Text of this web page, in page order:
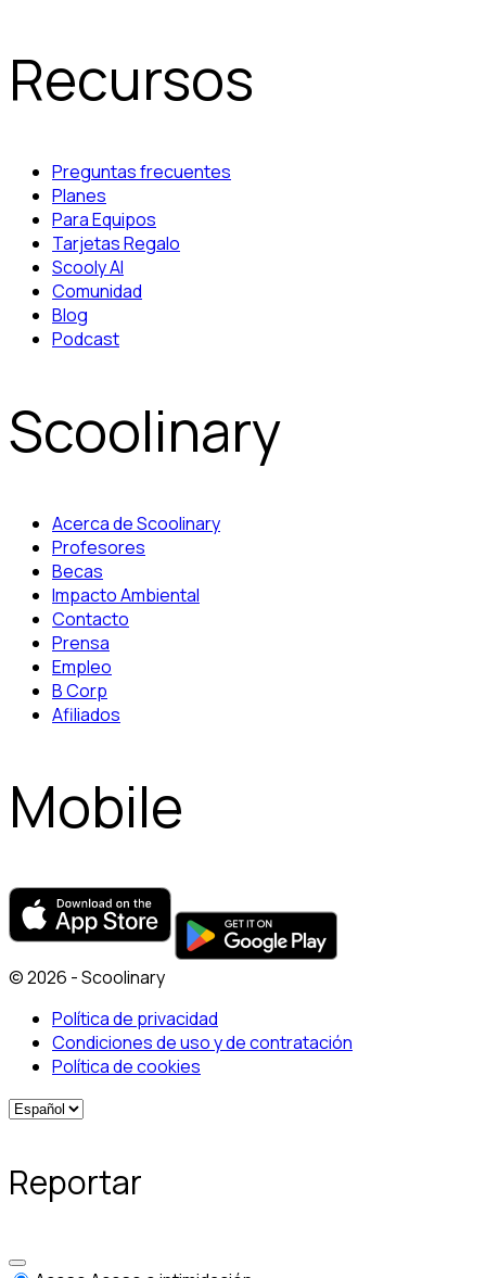
Recursos
Preguntas frecuentes
Planes
Para Equipos
Tarjetas Regalo
Scooly AI
Comunidad
Blog
Podcast
Scoolinary
Acerca de Scoolinary
Profesores
Becas
Impacto Ambiental
Contacto
Prensa
Empleo
B Corp
Afiliados
Mobile
© 2026 - Scoolinary
Política de privacidad
Condiciones de uso y de contratación
Política de cookies
Reportar